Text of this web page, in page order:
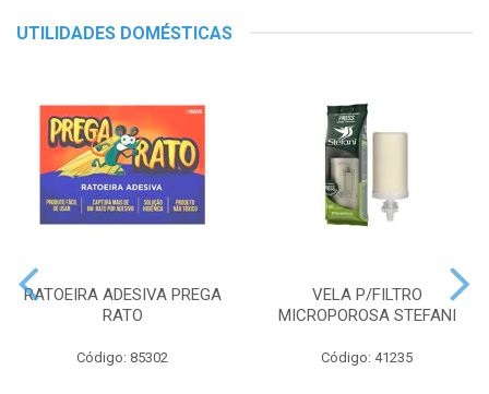
UTILIDADES DOMÉSTICAS
RATOEIRA ADESIVA PREGA
RATO
Código: 85302
VELA P/FILTRO
MICROPOROSA STEFANI
Código: 41235